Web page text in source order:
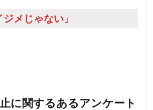
ジメじゃない」
止に関するあるアンケート